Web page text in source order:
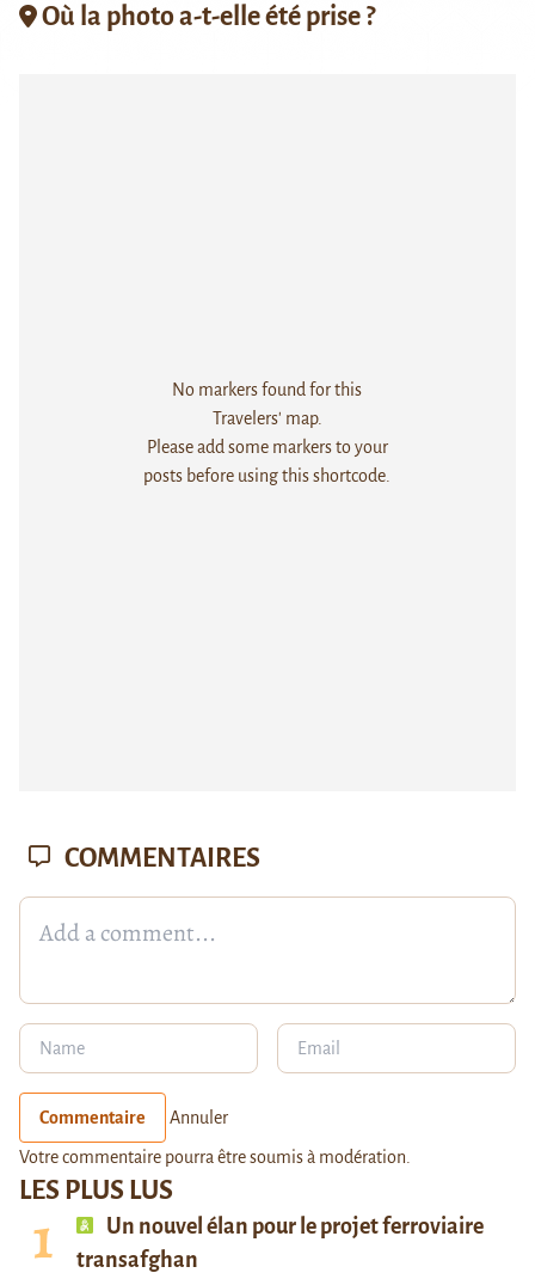
Où la photo a-t-elle été prise ?
No markers found for this
Travelers' map.
Please add some markers to your
posts before using this shortcode.
LES PLUS LUS
Un nouvel élan pour le projet ferroviaire
transafghan
COMMENTAIRES
Commentaire Annuler
Votre commentaire pourra être soumis à modération.